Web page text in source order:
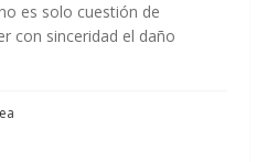
es solo cuestión de
con sinceridad el daño